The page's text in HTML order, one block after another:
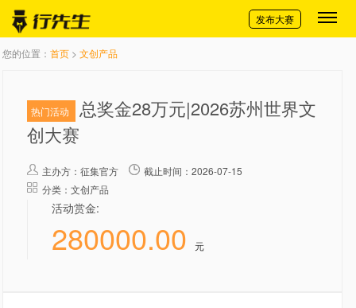
切换导航
发布大赛
您的位置： 首页 > 文创产品
热门活动
总奖金28万元|2026苏州世界文
创大赛
主办方： 征集官方
截止时间：2026-07-15
分类：文创产品
活动赏金:
280000.00 元